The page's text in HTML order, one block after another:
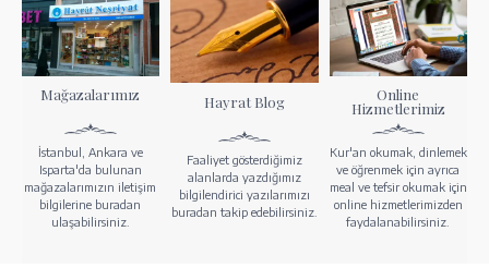
Mağazalarımız
İstanbul, Ankara ve
Isparta'da bulunan
mağazalarımızın iletişim
bilgilerine buradan
ulaşabilirsiniz.
Hayrat Blog
Faaliyet gösterdiğimiz
alanlarda yazdığımız
bilgilendirici yazılarımızı
buradan takip edebilirsiniz.
Online
Hizmetlerimiz
Kur'an okumak, dinlemek
ve öğrenmek için ayrıca
meal ve tefsir okumak için
online hizmetlerimizden
faydalanabilirsiniz.